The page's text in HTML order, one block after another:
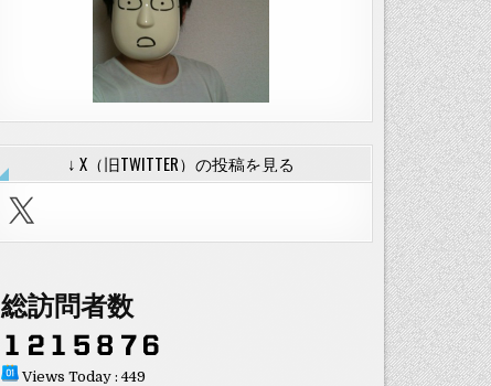
↓ X（旧TWITTER）の投稿を見る
X
総訪問者数
Views Today : 449